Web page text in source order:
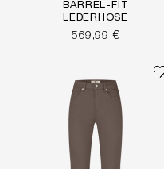
BARREL-FIT
LEDERHOSE
569,99 €